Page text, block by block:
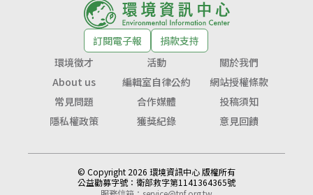
訂閱電子報
捐款支持
環境徵才
活動
關於我們
About us
編輯室自律公約
網站授權條款
常見問題
合作媒體
投稿須知
隱私權政策
獲獎紀錄 意見回饋
© Copyright 2026 環境資訊中心 版權所有
公益勸募字號： 衛部救字第1141364365號